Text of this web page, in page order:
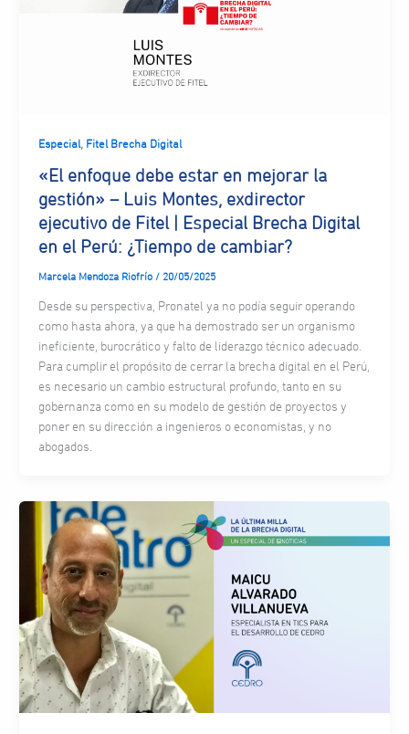
Especial, Fitel Brecha Digital
«El enfoque debe estar en mejorar la
gestión» – Luis Montes, exdirector
ejecutivo de Fitel | Especial Brecha Digital
en el Perú: ¿Tiempo de cambiar?
Marcela Mendoza Riofrío / 20/05/2025
Desde su perspectiva, Pronatel ya no podía seguir operando
como hasta ahora, ya que ha demostrado ser un organismo
ineficiente, burocrático y falto de liderazgo técnico adecuado.
Para cumplir el propósito de cerrar la brecha digital en el Perú,
es necesario un cambio estructural profundo, tanto en su
gobernanza como en su modelo de gestión de proyectos y
poner en su dirección a ingenieros o economistas, y no
abogados.